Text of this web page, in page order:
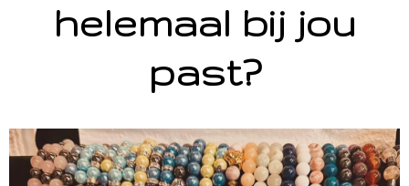
helemaal bij jou
past?